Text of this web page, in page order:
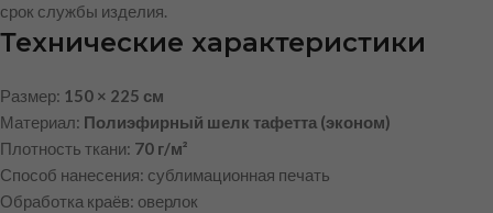
срок службы изделия.
Технические характеристики
Размер: 150 × 225 см
Материал: Полиэфирный шелк тафетта (эконом)
Плотность ткани: 70 г/м²
Способ нанесения: сублимационная печать
Обработка краёв: оверлок